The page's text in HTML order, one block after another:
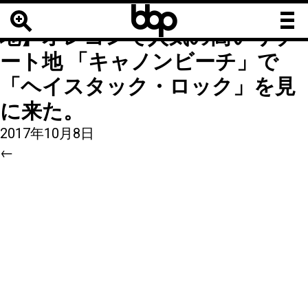
bbb
5| ←
【映画グーニーズのロケ
地】オレゴンで人気の高いリゾ
ート地 「キャノンビーチ」で
「ヘイスタック・ロック」を見
に来た。
2017年10月8日
←